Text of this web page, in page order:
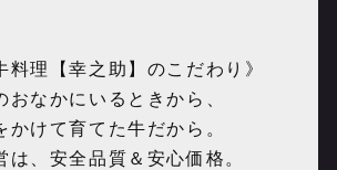
料理【幸之助】のこだわり》
おなかにいるときから、
かけて育てた牛だから。
は、安全品質＆安心価格。